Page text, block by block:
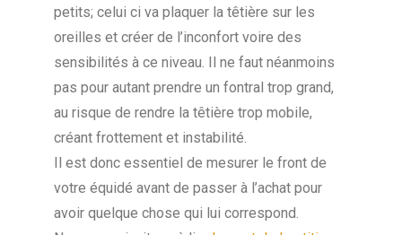
petits; celui ci va plaquer la têtière sur les
oreilles et créer de l’inconfort voire des
sensibilités à ce niveau. Il ne faut néanmoins
pas pour autant prendre un fontral trop grand,
au risque de rendre la têtière trop mobile,
créant frottement et instabilité.
Il est donc essentiel de mesurer le front de
votre équidé avant de passer à l’achat pour
avoir quelque chose qui lui correspond.